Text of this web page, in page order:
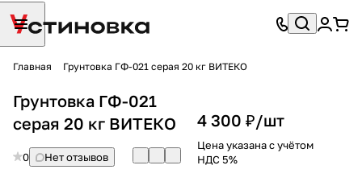
Главная Грунтовка ГФ-021 серая 20 кг ВИТЕКО
Грунтовка ГФ-021
серая 20 кг ВИТЕКО
0 Нет отзывов
4 300 ₽/шт
Цена указана с учётом
НДС 5%